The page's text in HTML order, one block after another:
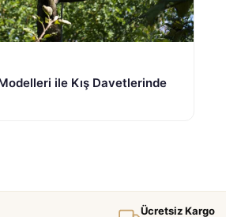
ile Kış Davetlerinde
Ücretsiz Kargo